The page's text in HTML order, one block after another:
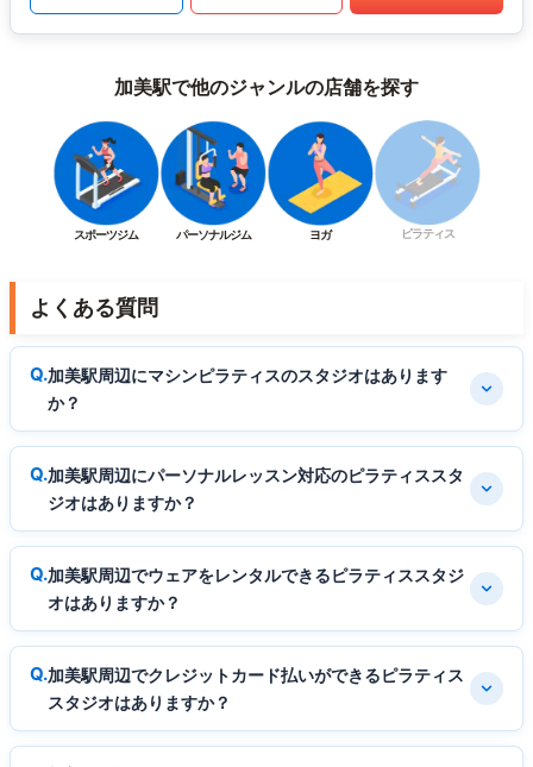
加美駅で他のジャンルの店舗を探す
スポーツジム パーソナルジム ヨガ ピラティス
よくある質問
加美駅周辺にマシンピラティスのスタジオはあります
か？
加美駅周辺にパーソナルレッスン対応のピラティススタ
ジオはありますか？
加美駅周辺でウェアをレンタルできるピラティススタジ
オはありますか？
加美駅周辺でクレジットカード払いができるピラティス
スタジオはありますか？